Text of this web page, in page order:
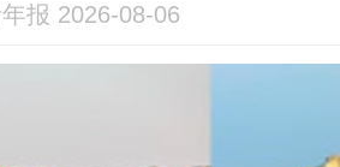
报 2026-08-06